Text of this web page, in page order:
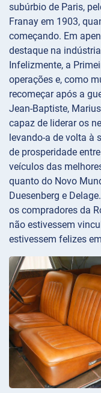
subúrbio de Paris,
Franay em 1903,
começando. Em
destaque na
Infelizmente, a
operações e, como
recomeçar após a
Jean-Baptiste,
capaz de liderar os
levando-a de volta à
de prosperidade
veículos das
quanto do Novo
Duesenberg e
os compradores da
não estivessem
estivessem felizes